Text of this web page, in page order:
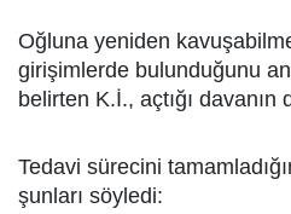
Oğluna yeniden
girişimlerde bulunduğunu
belirten K.İ., açtığı
Tedavi sürecini
şunları söyledi: